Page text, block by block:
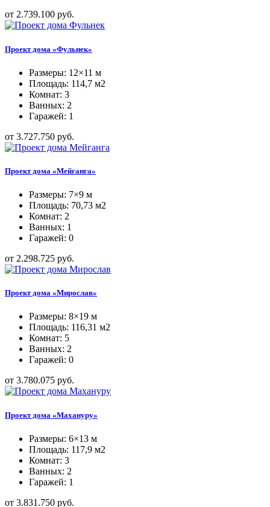
от 2.739.100 руб.
Проект дома «Фульнек»
Размеры: 12×11 м
Площадь: 114,7 м2
Комнат: 3
Ванных: 2
Гаражей: 1
от 3.727.750 руб.
Проект дома «Мейганга»
Размеры: 7×9 м
Площадь: 70,73 м2
Комнат: 2
Ванных: 1
Гаражей: 0
от 2.298.725 руб.
Проект дома «Мирослав»
Размеры: 8×19 м
Площадь: 116,31 м2
Комнат: 5
Ванных: 2
Гаражей: 0
от 3.780.075 руб.
Проект дома «Махануру»
Размеры: 6×13 м
Площадь: 117,9 м2
Комнат: 3
Ванных: 2
Гаражей: 1
от 3.831.750 руб.